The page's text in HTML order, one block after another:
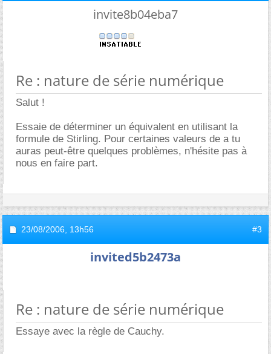
invite8b04eba7
Re : nature de série numérique
Salut !
Essaie de déterminer un équivalent en utilisant la
formule de Stirling. Pour certaines valeurs de a tu
auras peut-être quelques problèmes, n'hésite pas à
nous en faire part.
23/08/2006, 13h56 #3
invited5b2473a
Re : nature de série numérique
Essaye avec la règle de Cauchy.